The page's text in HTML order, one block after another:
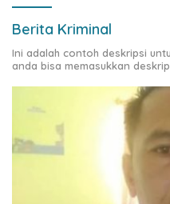
Berita Kriminal
Ini adalah contoh deskripsi
anda bisa memasukkan